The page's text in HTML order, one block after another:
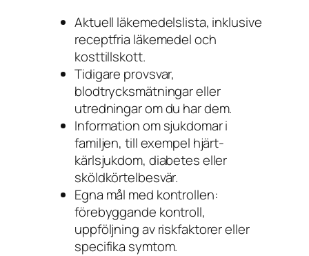
Aktuell läkemedelslista, inklusive
receptfria läkemedel och
kosttillskott.
Tidigare provsvar,
blodtrycksmätningar eller
utredningar om du har dem.
Information om sjukdomar i
familjen, till exempel hjärt-
kärlsjukdom, diabetes eller
sköldkörtelbesvär.
Egna mål med kontrollen:
förebyggande kontroll,
uppföljning av riskfaktorer eller
specifika symtom.